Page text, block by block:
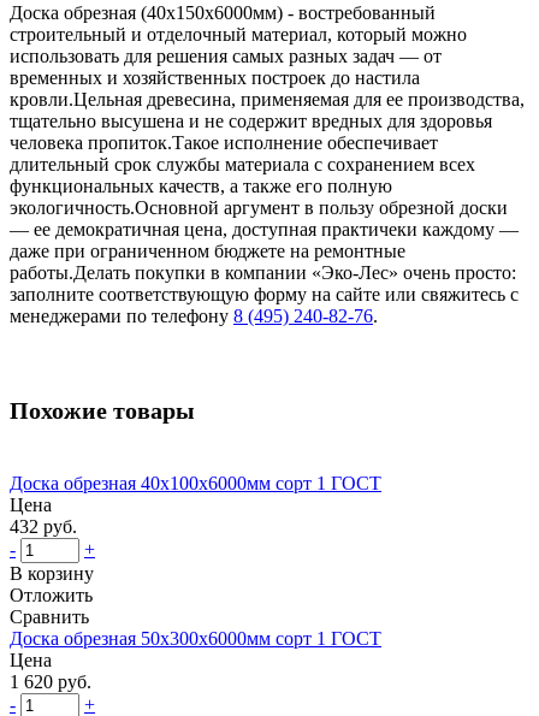
Доска обрезная (40x150x6000мм) - востребованный
строительный и отделочный материал, который можно
использовать для решения самых разных задач — от
временных и хозяйственных построек до настила
кровли.Цельная древесина, применяемая для ее производства,
тщательно высушена и не содержит вредных для здоровья
человека пропиток.Такое исполнение обеспечивает
длительный срок службы материала с сохранением всех
функциональных качеств, а также его полную
экологичность.Основной аргумент в пользу обрезной доски
— ее демократичная цена, доступная практичеки каждому —
даже при ограниченном бюджете на ремонтные
работы.Делать покупки в компании «Эко-Лес» очень просто:
заполните соответствующую форму на сайте или свяжитесь с
менеджерами по телефону 8 (495) 240-82-76.
Похожие товары
Доска обрезная 40х100х6000мм сорт 1 ГОСТ
Цена
432 руб.
-
+
В корзину
Отложить
Сравнить
Доска обрезная 50х300х6000мм сорт 1 ГОСТ
Цена
1 620 руб.
-
+